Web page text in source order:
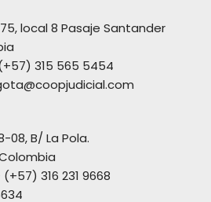
local 8 Pasaje Santander
315 565 5454
B/ La Pola.
316 231 9668